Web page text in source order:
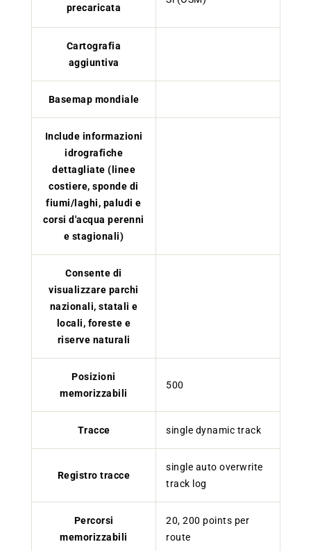
precaricata
Cartografia
aggiuntiva
Basemap mondiale
Include informazioni
idrografiche
dettagliate (linee
costiere, sponde di
fiumi/laghi, paludi e
corsi d'acqua perenni
e stagionali)
Consente di
visualizzare parchi
nazionali, statali e
locali, foreste e
riserve naturali
Posizioni
memorizzabili
500
Tracce single dynamic track
Registro tracce
single auto overwrite
track log
Percorsi
memorizzabili
20, 200 points per
route